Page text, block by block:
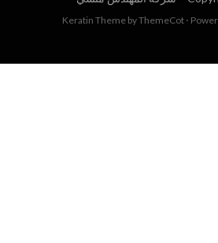
Keratin Theme byThemeCot ⋅